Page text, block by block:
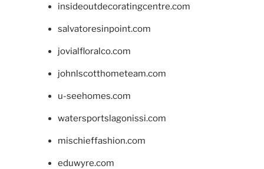
insideoutdecoratingcentre.com
salvatoresinpoint.com
jovialfloralco.com
johnlscotthometeam.com
u-seehomes.com
watersportslagonissi.com
mischieffashion.com
eduwyre.com